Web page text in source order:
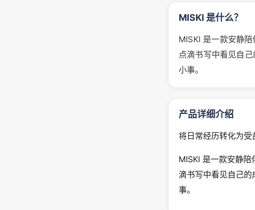
MISKI 是什么？
MISKI 是一款安静
点滴书写中看见自
小事。
产品详细介绍
将日常经历转化为受
MISKI 是一款安静
滴书写中看见自己
事。